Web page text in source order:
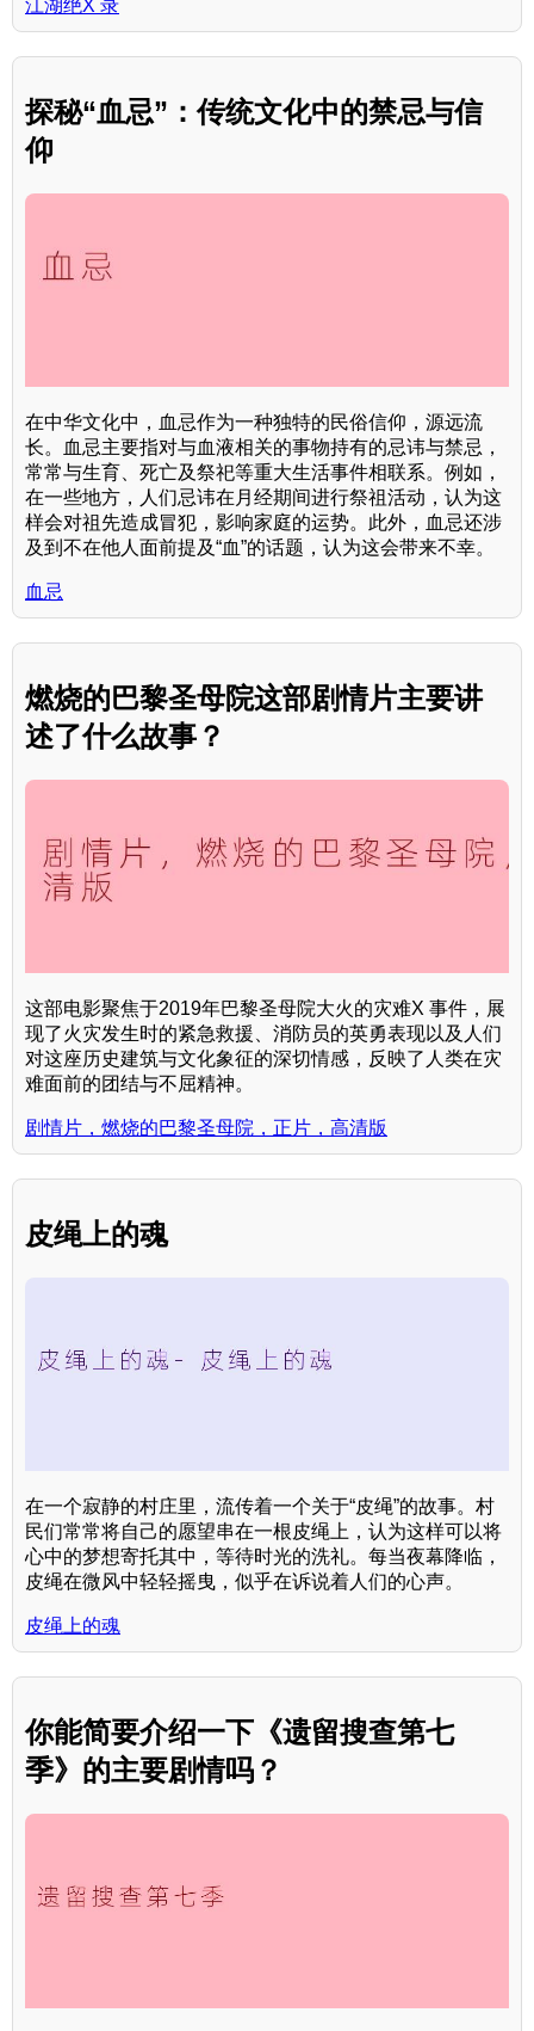
江湖绝X 录
探秘“血忌”：传统文化中的禁忌与信
仰
在中华文化中，血忌作为一种独特的民俗信仰，源远流
长。血忌主要指对与血液相关的事物持有的忌讳与禁忌，
常常与生育、死亡及祭祀等重大生活事件相联系。例如，
在一些地方，人们忌讳在月经期间进行祭祖活动，认为这
样会对祖先造成冒犯，影响家庭的运势。此外，血忌还涉
及到不在他人面前提及“血”的话题，认为这会带来不幸。
血忌
燃烧的巴黎圣母院这部剧情片主要讲
述了什么故事？
这部电影聚焦于2019年巴黎圣母院大火的灾难X 事件，展
现了火灾发生时的紧急救援、消防员的英勇表现以及人们
对这座历史建筑与文化象征的深切情感，反映了人类在灾
难面前的团结与不屈精神。
剧情片，燃烧的巴黎圣母院，正片，高清版
皮绳上的魂
在一个寂静的村庄里，流传着一个关于“皮绳”的故事。村
民们常常将自己的愿望串在一根皮绳上，认为这样可以将
心中的梦想寄托其中，等待时光的洗礼。每当夜幕降临，
皮绳在微风中轻轻摇曳，似乎在诉说着人们的心声。
皮绳上的魂
你能简要介绍一下《遗留搜查第七
季》的主要剧情吗？